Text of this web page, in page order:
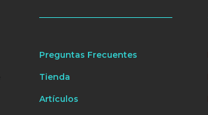
Preguntas Frecuentes
Tienda
Artículos